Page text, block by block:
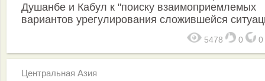
Душанбе и Кабул к "поиску взаимоприемлемых
вариантов урегулирования сложившейся
5478 0 0
Центральная Азия